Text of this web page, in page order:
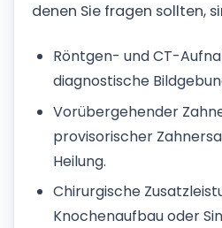
denen Sie fragen sollten,
Röntgen- und CT-
diagnostische
Vorübergehender
provisorischer
Heilung.
Chirurgische
Knochenaufbau oder